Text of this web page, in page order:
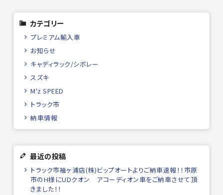
カテゴリー
プレミアム輸入車
お知らせ
キャディラック/シボレー
スズキ
M'z SPEED
トラック市
納車情報
最近の投稿
トラック市袖ヶ浦店(株)ビップオートよりご納車速報！！市原
市のH様にUDクオン アコーディオン車をご納車させて頂
きました！！